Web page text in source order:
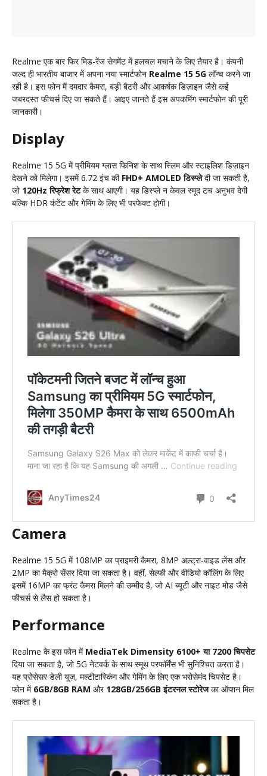
Realme एक बार फिर मिड-रेंज सेगमेंट में हलचल मचाने के लिए तैयार है। कंपनी
जल्द ही भारतीय बाजार में अपना नया स्मार्टफोन Realme 15 5G लॉन्च करने जा
रही है। इस फोन में दमदार कैमरा, बड़ी बैटरी और आकर्षक डिज़ाइन जैसे कई
जबरदस्त फीचर्स दिए जा सकते हैं। आइए जानते हैं इस अपकमिंग स्मार्टफोन की पूरी
जानकारी।
Display
Realme 15 5G में प्रीमियम ग्लास फिनिश के साथ स्लिम और स्टाइलिश डिज़ाइन
देखने को मिलेगा। इसमें 6.72 इंच की FHD+ AMOLED डिस्प्लेदी जा सकती है,
जो 120Hz रिफ्रेश रेटके साथ आएगी। यह डिस्प्ले न केवल स्मूद टच अनुभव देगी
बल्कि HDR कंटेंट और गेमिंग के लिए भी परफेक्ट होगी।
Camera
Realme 15 5G में 108MP का प्राइमरी कैमरा, 8MP अल्ट्रा-वाइड लेंस और
2MP का मैक्रो सेंसर दिया जा सकता है। वहीं, सेल्फी और वीडियो कॉलिंग के लिए
इसमें 16MP का फ्रंट कैमरा मिलने की उम्मीद है, जो AI ब्यूटी और नाइट मोड जैसे
फीचर्स से लैस हो सकता है।
Performance
Realme के इस फोन में MediaTek Dimensity 6100+ या 7200 चिपसेट
दिया जा सकता है, जो 5G नेटवर्क के साथ स्मूथ परफॉर्मेंस भी सुनिश्चित करता है।
यह प्रोसेसर डेली यूज़, मल्टीटास्किंग और गेमिंग के लिए एक भरोसेमंद चिपसेट है।
फोन में 6GB/8GB RAM और 128GB/256GB इंटरनल स्टोरेजका ऑप्शन मिल
सकता है।